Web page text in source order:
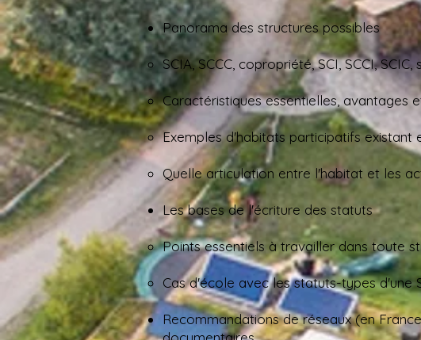
Panorama des structures possibles
SCIA, SCCC, copropriété, SCI, SCCI,
Caractéristiques essentielles, avantages
Exemples d'habitats participatifs existant
Quelle articulation entre l'habitat et les
Les bases de l'écriture des statuts
Points essentiels à travailler dans toute
Cas d'école avec les statuts-types d'une
Recommandations de réseaux (en